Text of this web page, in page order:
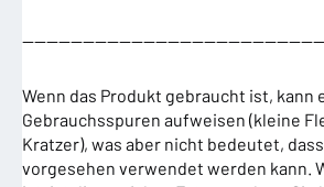
Wenn das Produkt gebraucht ist, kann
Gebrauchsspuren aufweisen (kleine
Kratzer), was aber nicht bedeutet,
vorgesehen verwendet werden kann.